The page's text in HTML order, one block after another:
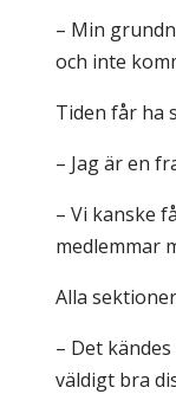
– Min
och inte
Tiden får ha
– Jag är en
– Vi kanske
medlemmar
Alla
– Det
väldigt bra